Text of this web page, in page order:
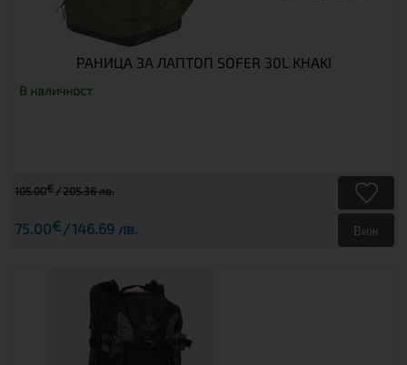
РАНИЦА ЗА ЛАПТОП SOFER 30L KHAKI
В наличност
105.00€ 205.36 лв.
75.00€ 146.69 лв. Виж